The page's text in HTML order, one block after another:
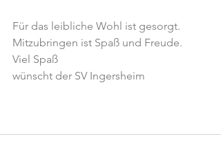
Für das leibliche Wohl ist gesorgt.
Mitzubringen ist Spaß und Freude.
Viel Spaß
wünscht der SV Ingersheim